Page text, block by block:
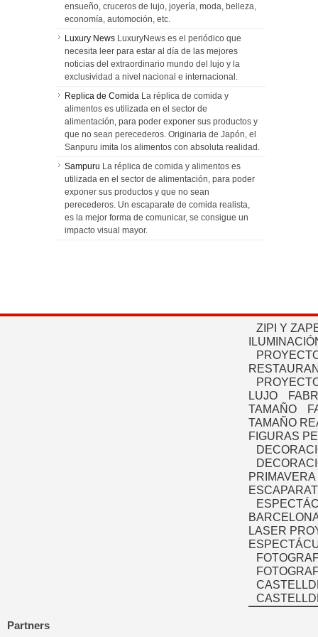
ensueño, cruceros de lujo, joyería, moda, belleza,
economía, automoción, etc.
Luxury News LuxuryNews es el periódico que
necesita leer para estar al día de las mejores
noticias del extraordinario mundo del lujo y la
exclusividad a nivel nacional e internacional.
Replica de Comida La réplica de comida y
alimentos es utilizada en el sector de
alimentación, para poder exponer sus productos y
que no sean perecederos. Originaria de Japón, el
Sanpuru imita los alimentos con absoluta realidad.
Sampuru La réplica de comida y alimentos es
utilizada en el sector de alimentación, para poder
exponer sus productos y que no sean
perecederos. Un escaparate de comida realista,
es la mejor forma de comunicar, se consigue un
impacto visual mayor.
ZIPI Y
LUJO
TAMAÑO
TAMAÑO
FIGURAS
PRIMAVERA
LASER
Partners